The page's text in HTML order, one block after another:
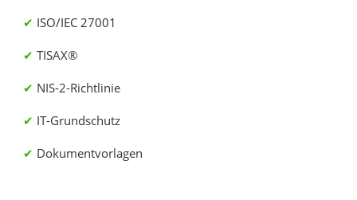
ISO/IEC 27001
TISAX®
NIS-2-Richtlinie
IT-Grundschutz
Dokumentvorlagen